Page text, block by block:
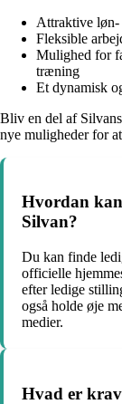
Attraktive løn-
Fleksible
Mulighed for
træning
Et dynamisk
Bliv en del af
nye muligheder for
Hvordan
Silvan?
Du kan finde
officielle
efter ledige
også holde øje
medier.
Hvad er